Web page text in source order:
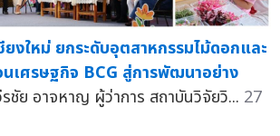
งใหม่ ยกระดับอุตสาหกรรมไม้ดอกและ
นเศรษฐกิจ BCG สู่การพัฒนาอย่าง
ย อาจหาญ ผู้ว่าการ สถาบันวิจัยวิ... 27